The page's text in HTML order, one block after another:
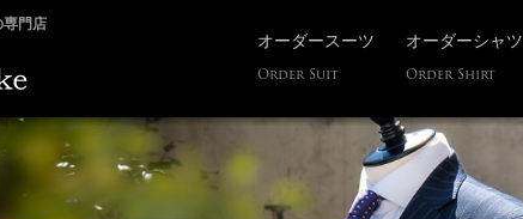
門店
オーダースーツ
Order Suit
オーダーシャツ
Order Shirt